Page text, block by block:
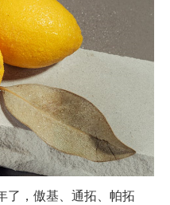
了，傲基、通拓、帕拓